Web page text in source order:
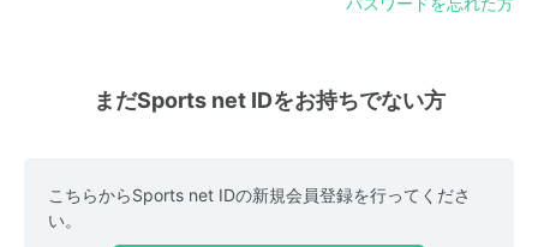
まだSports net IDをお持ちでない方
こちらからSports net IDの新規会員登録を行ってくださ
い。